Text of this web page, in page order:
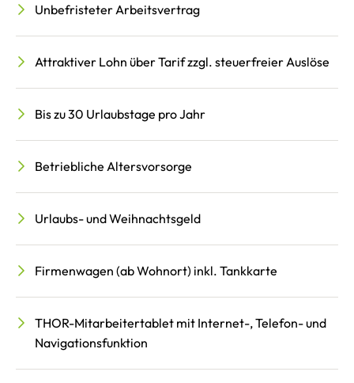
Unbefristeter Arbeitsvertrag
Attraktiver Lohn über Tarif zzgl. steuerfreier Auslöse
Bis zu 30 Urlaubstage pro Jahr
Betriebliche Altersvorsorge
Urlaubs- und Weihnachtsgeld
Firmenwagen (ab Wohnort) inkl. Tankkarte
THOR-Mitarbeitertablet mit Internet-, Telefon- und
Navigationsfunktion